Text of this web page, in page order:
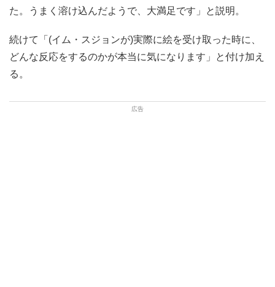
た。うまく溶け込んだようで、大満足です」と説明。
続けて「(イム・スジョンが)実際に絵を受け取った時に、
どんな反応をするのかが本当に気になります」と付け加え
る。